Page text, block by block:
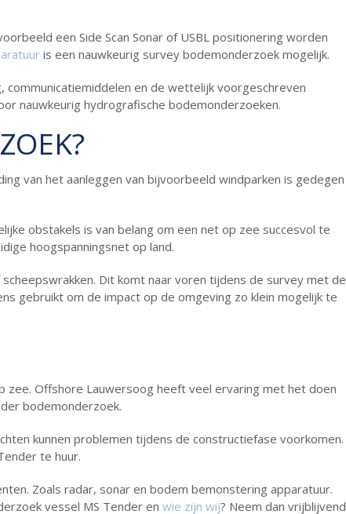
een Side Scan Sonar of USBL positionering worden
is een nauwkeurig survey bodemonderzoek mogelijk.
en de wettelijk voorgeschreven
nauwkeurig hydrografische bodemonderzoeken.
van het aanleggen van bijvoorbeeld windparken is gedegen
obstakels is van belang om een net op zee succesvol te
hoogspanningsnet op land.
Dit komt naar voren tijdens de survey met de
gebruikt om de impact op de omgeving zo klein mogelijk te
zee. Offshore Lauwersoog heeft veel ervaring met het doen
bodemonderzoek.
kunnen problemen tijdens de constructiefase voorkomen.
te huur.
Zoals radar, sonar en bodem bemonstering apparatuur.
vessel MS Tender en wie zijn wij? Neem dan vrijblijvend